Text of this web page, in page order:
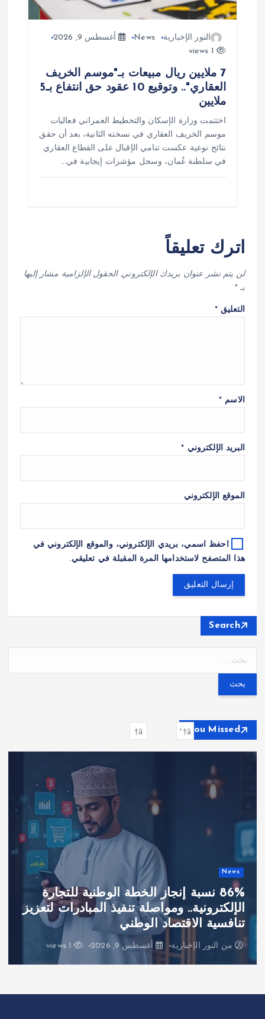
النور الإخبارية News
أغسطس 9, 2026
1 views
7 ملايين ريال مبيعات بـ"موسم الخريف
العقاري".. وتوقيع 10 عقود حق انتفاع بـ5
ملايين
اختتمت وزارة الإسكان والتخطيط العمراني فعاليات
موسم الخريف العقاري في نسخته الثانية، بعد أن حقق
نتائج نوعية عكست تنامي الإقبال على القطاع العقاري
في سلطنة عُمان، وسجل مؤشرات إيجابية في…
اترك تعليقاً
لن يتم نشر عنوان بريدك الإلكتروني. الحقول الإلزامية مشار إليها
بـ*
التعليق*
الاسم *
البريد الإلكتروني *
الموقع الإلكتروني
احفظ اسمي، بريدي الإلكتروني، والموقع الإلكتروني في
هذا المتصفح لاستخدامها المرة المقبلة في تعليقي.
Search
ح
ع
You Missed
News
86% نسبة إنجاز الخطة الوطنية للتجارة
الإلكترونية.. ومواصلة تنفيذ المبادرات لتعزيز
تنافسية الاقتصاد الوطني
من النور الإخبارية أغسطس 9, 2026 1 views